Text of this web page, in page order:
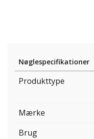
Nøglespecifikationer
Produkttype
Mærke
Brug